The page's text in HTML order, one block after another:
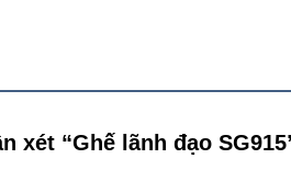
xét “Ghế lãnh đạo